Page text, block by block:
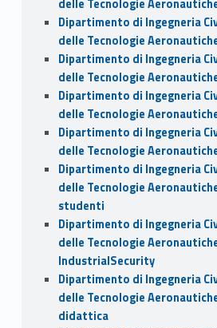
delle Tecnologie
Dipartimento di Ingegneria
delle Tecnologie
Dipartimento di Ingegneria
delle Tecnologie
Dipartimento di Ingegneria
delle Tecnologie
Dipartimento di Ingegneria
delle Tecnologie
Dipartimento di Ingegneria
delle Tecnologie
studenti
Dipartimento di Ingegneria
delle Tecnologie
IndustrialSecurity
Dipartimento di Ingegneria
delle Tecnologie
didattica